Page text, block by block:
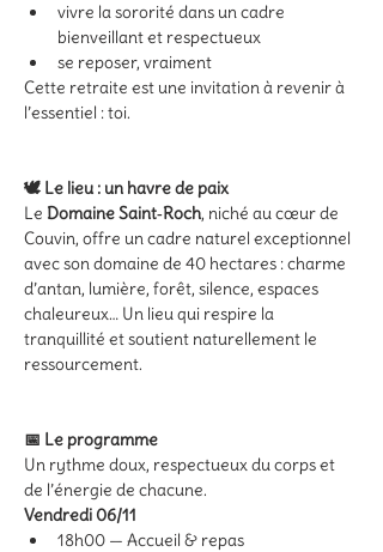
vivre la sororité dans un cadre
bienveillant et respectueux
se reposer, vraiment
Cette retraite est une invitation à revenir à
l’essentiel : toi.
🕊️ Le lieu : un havre de paix
Le Domaine Saint‑Roch, niché au cœur de
Couvin, offre un cadre naturel exceptionnel
avec son domaine de 40 hectares : charme
d’antan, lumière, forêt, silence, espaces
chaleureux… Un lieu qui respire la
tranquillité et soutient naturellement le
ressourcement.
📅 Le programme
Un rythme doux, respectueux du corps et
de l’énergie de chacune.
Vendredi 06/11
18h00 — Accueil & repas